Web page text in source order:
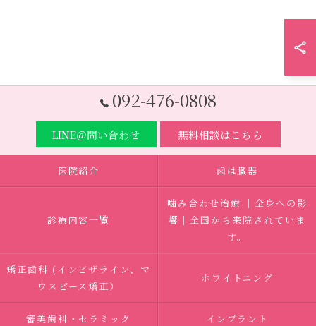
092-476-0808
LINE＠問い合わせ 無料相談はこちら
医院紹介 歯は臓器
診療内容一覧
噛み合わせ治療 ｜全身への影
響｜全国から来院されていま
す。
矯正歯科 (インビザライン、マ
ウスピース矯正）
ホワイトニング
審美歯科・セラミック インプラント